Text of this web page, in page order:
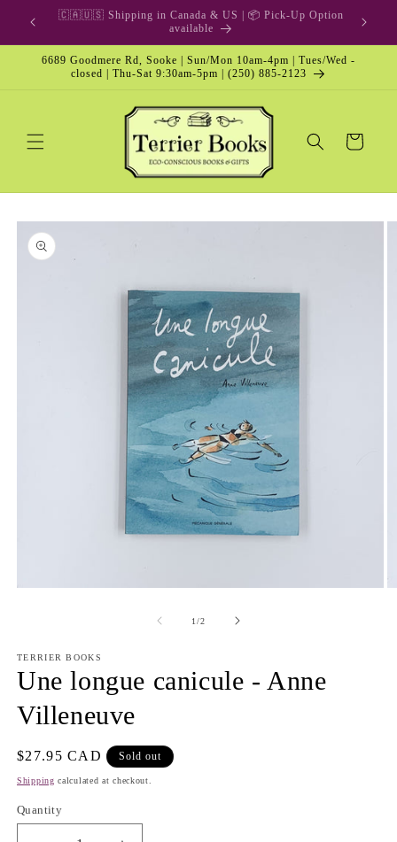
Skip to
content
🎁 Gift Card & Special Edition
6689 Goodmere Rd, Sooke | Sun/Mon 10am-4pm | Tues/Wed -
closed | Thu-Sat 9:30am-5pm | (250) 885-2123
Cart
Skip to
product
information
1/of
2
TERRIER BOOKS
Une longue canicule - Anne
Villeneuve
Regular
price
$27.95 CAD Sold out
Shipping calculated at checkout.
Quantity